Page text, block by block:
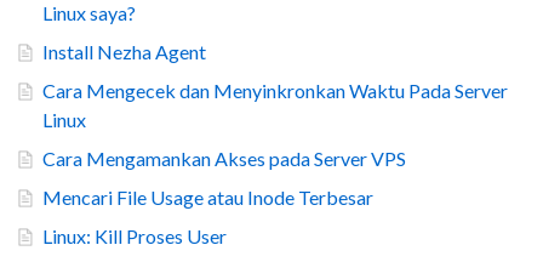
Linux saya?
Install Nezha Agent
Cara Mengecek dan Menyinkronkan Waktu Pada Server
Linux
Cara Mengamankan Akses pada Server VPS
Mencari File Usage atau Inode Terbesar
Linux: Kill Proses User